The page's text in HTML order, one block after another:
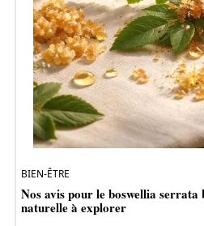
BIEN-ÊTRE
Nos avis pour le boswellia serrata
naturelle à explorer